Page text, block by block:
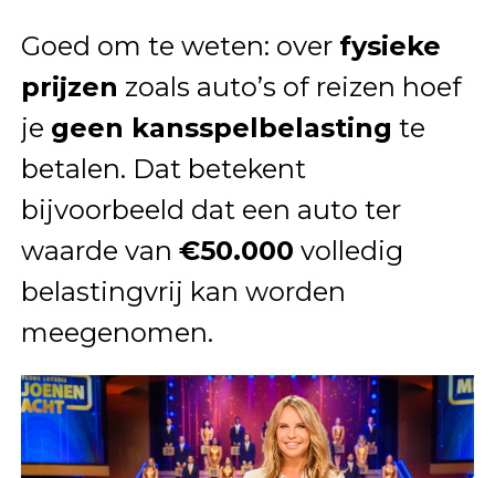
Goed om te weten: over fysieke
prijzen zoals auto’s of reizen hoef
je geen kansspelbelasting te
betalen. Dat betekent
bijvoorbeeld dat een auto ter
waarde van €50.000 volledig
belastingvrij kan worden
meegenomen.